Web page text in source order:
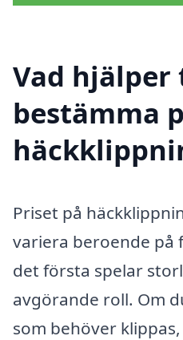
Vad
bestämma
Priset på
variera beroende på
det första spelar
avgörande roll. Om
som behöver